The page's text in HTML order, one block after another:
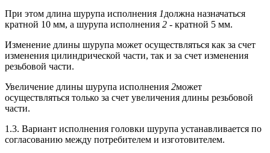
При этом длина шурупа исполнения 1должна назначаться
кратной 10 мм, а шурупа исполнения 2 - кратной 5 мм.
Изменение длины шурупа может осуществляться как за счет
изменения цилиндрической части, так и за счет изменения
резьбовой части.
Увеличение длины шурупа исполнения 2может
осуществляться только за счет увеличения длины резьбовой
части.
1.3. Вариант исполнения головки шурупа устанавливается по
согласованию между потребителем и изготовителем.